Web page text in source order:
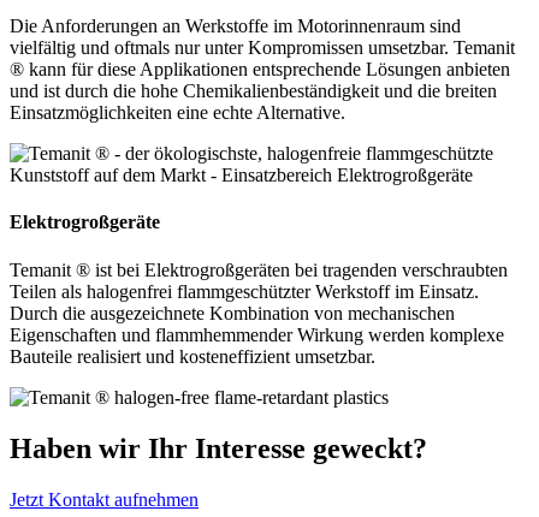
Die Anforderungen an Werkstoffe im Motorinnenraum sind
vielfältig und oftmals nur unter Kompromissen umsetzbar. Temanit
® kann für diese Applikationen entsprechende Lösungen anbieten
und ist durch die hohe Chemikalienbeständigkeit und die breiten
Einsatzmöglichkeiten eine echte Alternative.
Elektrogroßgeräte
Temanit ® ist bei Elektrogroßgeräten bei tragenden verschraubten
Teilen als halogenfrei flammgeschützter Werkstoff im Einsatz.
Durch die ausgezeichnete Kombination von mechanischen
Eigenschaften und flammhemmender Wirkung werden komplexe
Bauteile realisiert und kosteneffizient umsetzbar.
Haben wir Ihr Interesse geweckt?
Jetzt Kontakt aufnehmen